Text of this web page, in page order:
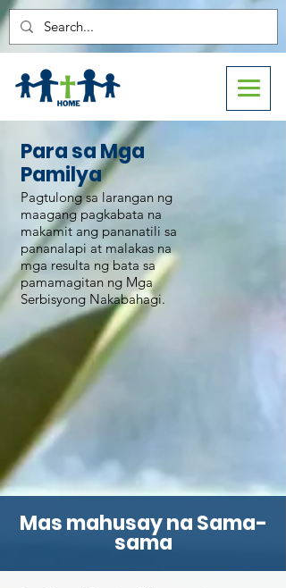
Para sa Mga
Pamilya
Pagtulong sa larangan ng
maagang pagkabata na
makamit ang pananatili sa
pananalapi at malakas na
mga resulta ng bata sa
pamamagitan ng Mga
Serbisyong Nakabahagi.
Mas mahusay na Sama-
sama